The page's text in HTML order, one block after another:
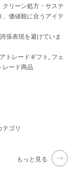
リーン処方・サステ
、価値観に合うアイテ
張表現を避けていま
トレードギフト
フェ
レード商品
テゴリ
もっと見る